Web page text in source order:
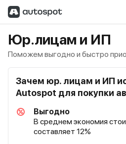
Юр.лицам и ИП
Поможем выгодно и быстро
Зачем юр. лицам и ИП
Autospot для покупки
Выгодно
В среднем экономия
составляет 12%